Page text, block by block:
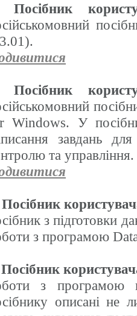
Посібник
Посібник
Windows. У
завдань
та управління.
Посібник
з підготовки
з програмою
Посібник
з програмою
описані не